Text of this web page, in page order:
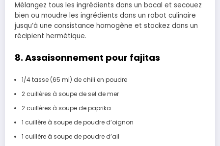
Mélangez tous les ingrédients dans un bocal et secouez
bien ou moudre les ingrédients dans un robot culinaire
jusqu’à une consistance homogène et stockez dans un
récipient hermétique.
8. Assaisonnement pour fajitas
1/4 tasse (65 ml) de chili en poudre
2 cuillères à soupe de sel de mer
2 cuillères à soupe de paprika
1 cuillère à soupe de poudre d’oignon
1 cuillère à soupe de poudre d’ail